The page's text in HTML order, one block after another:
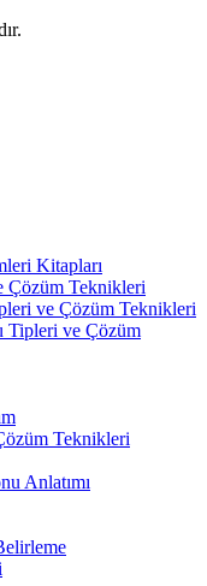
Kitapları
Çözüm Teknikleri
ve Çözüm Teknikleri
Tipleri ve Çözüm
Teknikleri
Anlatımı